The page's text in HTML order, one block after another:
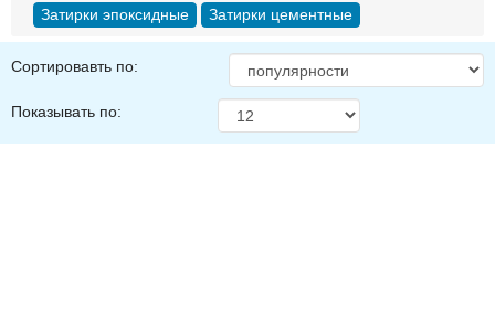
Затирки эпоксидные Затирки цементные
Сортировавть по:
Показывать по: